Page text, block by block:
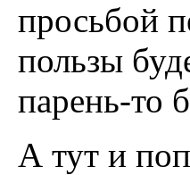
просьбой
пользы
парень-то
А тут и